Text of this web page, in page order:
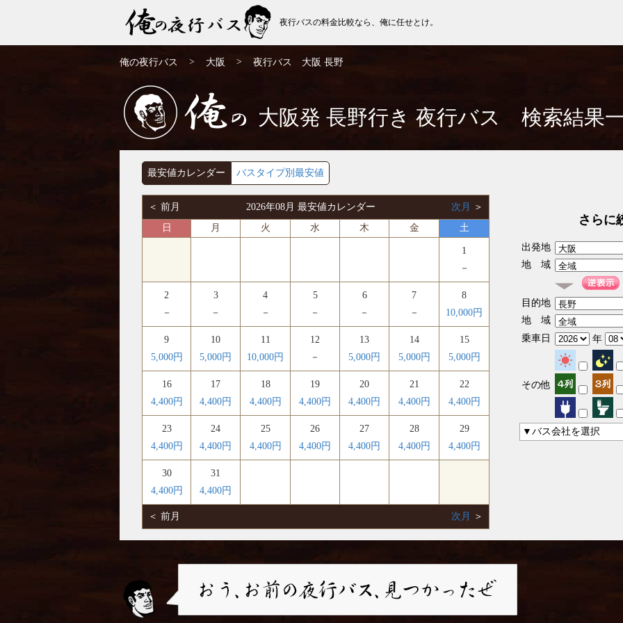
夜行バス
夜行バスの料金比較なら、俺に任せとけ。
俺の夜行バス > 大阪 > 夜行バス 大阪 長野
俺の
大阪発 長野行き 夜行バス 検索結果
最安値カレンダー バスタイプ別最安値
＜ 前月 2026年08月 最安値カレンダー 次月
＞
日
月 火 水 木 金 土
1
－
2
－
3
－
4
－
5
－
6
－
7
－
8
10,000円
9
5,000円
10
5,000円
11
10,000円
12
－
13
5,000円
14
5,000円
15
5,000円
16
4,400円
17
4,400円
18
4,400円
19
4,400円
20
4,400円
21
4,400円
22
4,400円
23
4,400円
24
4,400円
25
4,400円
26
4,400円
27
4,400円
28
4,400円
29
4,400円
30
4,400円
31
4,400円
＜ 前月 次月 ＞
さらに
出発地
地 域
目的地
地 域
乗車日
年
その他
▼バス会社を選択